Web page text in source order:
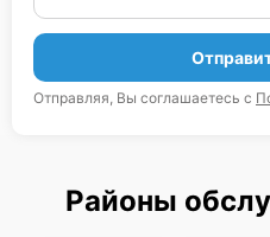
Отправляя, Вы соглашаетесь с
Районы